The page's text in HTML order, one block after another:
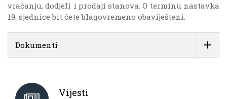
vraćanju, dodjeli i prodaji stanova. O terminu nastavka
19. sjednice bit ćete blagovremeno obaviješteni.
Dokumenti
Vijesti